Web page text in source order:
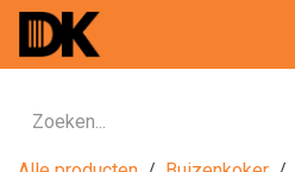
Overslaan naar inhoud